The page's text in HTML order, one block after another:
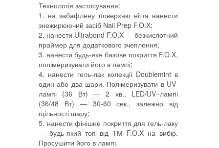
Технологія застосування:
1. на забафлену поверхню нігтя нанести
знежирюючий засіб Nail Prep F.O.X;
2. нанести Ultrabond F.O.X — безкислотний
праймер для додаткового зчеплення;
3. нанести будь-яке базове покриття F.O.X,
полімеризувати його в лампі;
4. нанести гель-лак колекції Doublemint в
один або два шари. Полімеризувати в UV-
лампі (36 Вт) — 2 хв., LED/UV−лампі
(36/48 Вт) — 30-60 сек., залежно від
щільності шару;
5. нанести фінішне покриття для гель-лаку
— будь-який топ від ТМ F.O.X на вибір.
Просушити його в лампі.